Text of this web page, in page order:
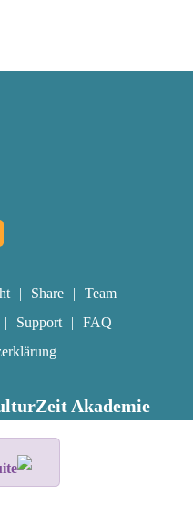
Share
Team
Support
FAQ
Akademie